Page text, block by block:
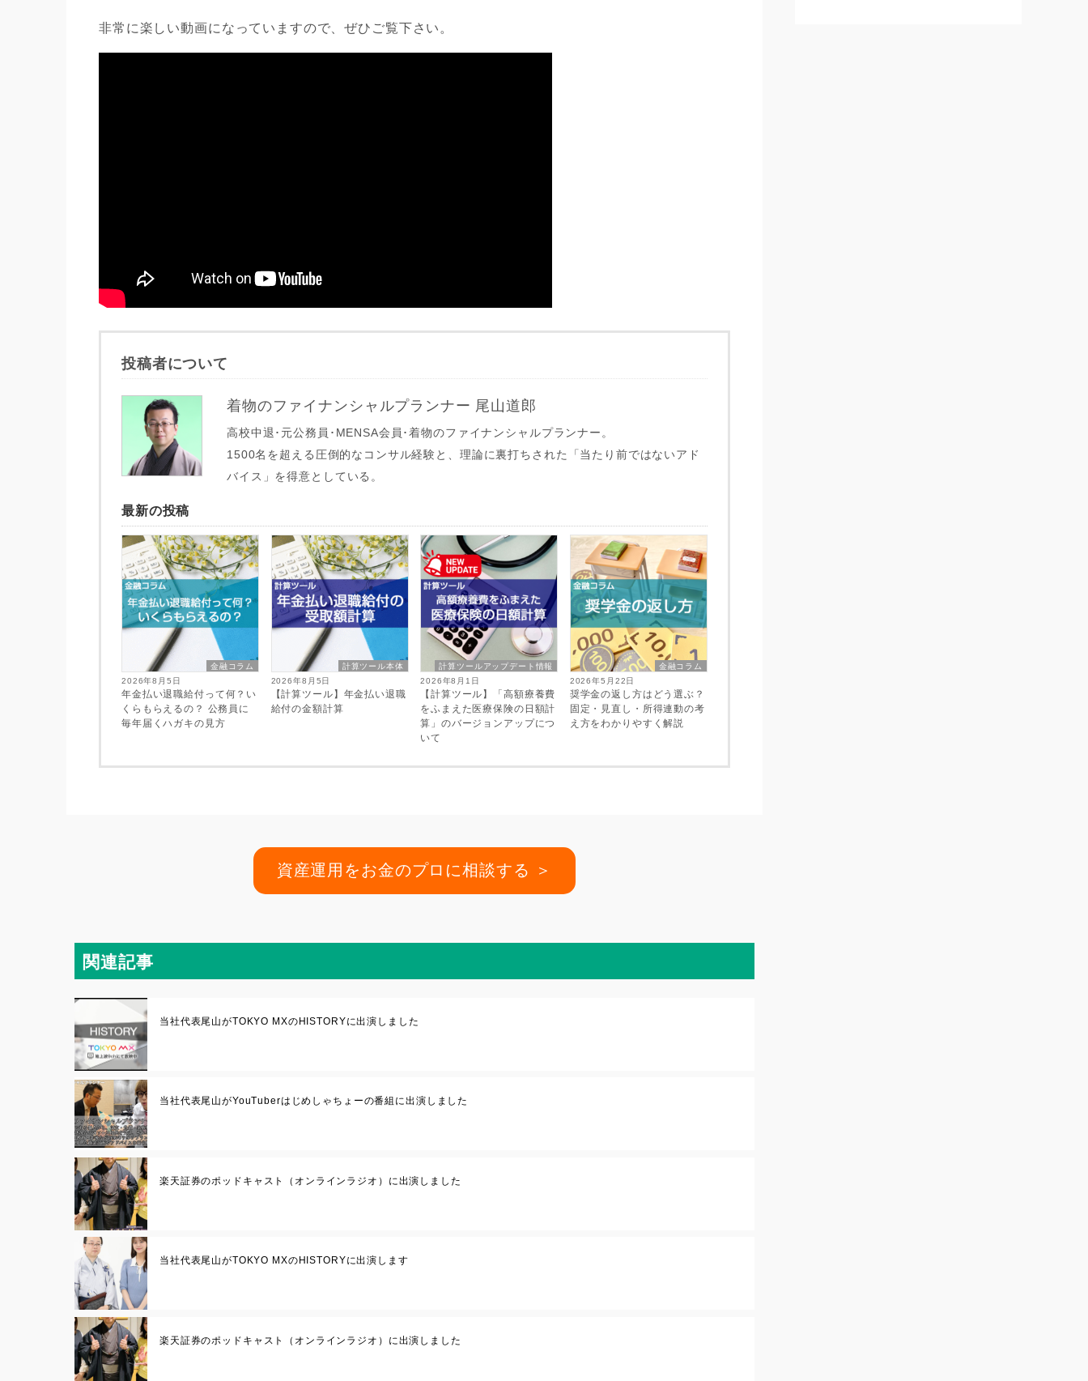
非常に楽しい動画になっていますので、ぜひご覧下さい。
投稿者について
着物のファイナンシャルプランナー 尾山道郎
高校中退･元公務員･MENSA会員･着物のファイナンシャルプランナー。
1500名を超える圧倒的なコンサル経験と、理論に裏打ちされた「当たり前ではないアド
バイス」を得意としている。
最新の投稿
金融コラム
2026年8月5日
年金払い退職給付って何？い
くらもらえるの？ 公務員に
毎年届くハガキの見方
計算ツール本体
2026年8月5日
【計算ツール】年金払い退職
給付の金額計算
計算ツールアップデート情報
2026年8月1日
【計算ツール】「高額療養費
をふまえた医療保険の日額計
算」のバージョンアップにつ
いて
金融コラム
2026年5月22日
奨学金の返し方はどう選ぶ？
固定・見直し・所得連動の考
え方をわかりやすく解説
資産運用をお金のプロに相談する ＞
関連記事
当社代表尾山がTOKYO MXのHISTORYに出演しました
当社代表尾山がYouTuberはじめしゃちょーの番組に出演しました
楽天証券のポッドキャスト（オンラインラジオ）に出演しました
当社代表尾山がTOKYO MXのHISTORYに出演します
楽天証券のポッドキャスト（オンラインラジオ）に出演しました